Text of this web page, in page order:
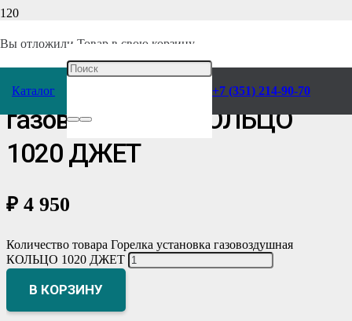
Вы отложили Товар в свою корзину.
Каталог +7 (351) 214-90-70
Горелки/Газовоздушная/
Горелка установка
газовоздушная КОЛЬЦО
1020 ДЖЕТ
₽ 4 950
Количество товара Горелка установка газовоздушная
КОЛЬЦО 1020 ДЖЕТ
В КОРЗИНУ